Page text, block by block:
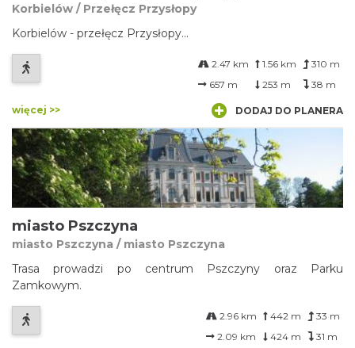
Korbielów / Przełęcz Przysłopy
Korbielów - przełęcz Przysłopy...
2.47 km 1.56 km
310 m
657 m
253 m 38 m
więcej >> DODAJ DO PLANERA
miasto Pszczyna
miasto Pszczyna / miasto Pszczyna
Trasa prowadzi po centrum Pszczyny oraz Parku
Zamkowym.
2.96 km 442 m
33 m
2.09 km
424 m 31 m